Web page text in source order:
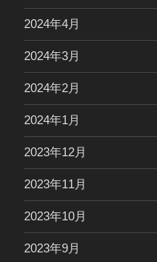
2024年4月
2024年3月
2024年2月
2024年1月
2023年12月
2023年11月
2023年10月
2023年9月